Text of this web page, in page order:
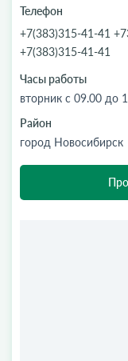
Телефон
+7(383)315-41-41
+7(383)315-41-41
Часы работы
вторник с 09.00 до
Район
город Новосибирск